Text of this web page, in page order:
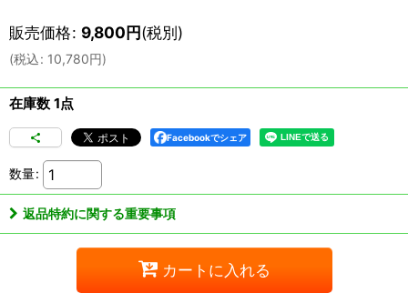
販売価格: 9,800円(税別)
(税込: 10,780円)
在庫数 1点
Facebookでシェア
数量:
返品特約に関する重要事項
カートに入れる